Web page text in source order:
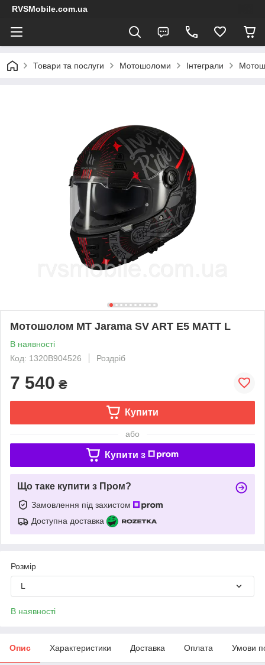
RVSMobile.com.ua
Товари та послуги Мотошоломи Інтеграли
Мотошолом MT Jarama SV ART E5 MATT L
В наявності
Код: 1320B904526
Роздріб
7 540 ₴
Купити
або
Купити з
Що таке купити з Пром?
Замовлення під захистом
Доступна доставка
Розмір
L
В наявності
Опис Характеристики Доставка Оплата Умови